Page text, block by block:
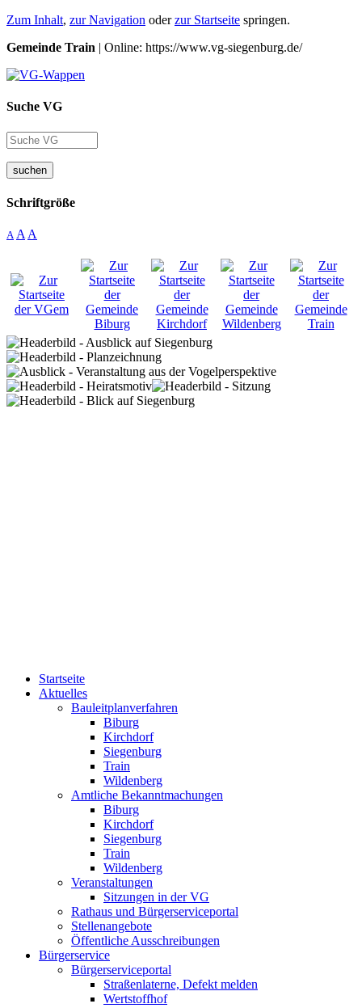
Zum Inhalt, zur Navigation oderzur Startseite springen.
Gemeinde Train | Online: https://www.vg-siegenburg.de/
Suche VG
suchen
Schriftgröße
A A A
Startseite
Aktuelles
Bauleitplanverfahren
Biburg
Kirchdorf
Siegenburg
Train
Wildenberg
Amtliche Bekanntmachungen
Biburg
Kirchdorf
Siegenburg
Train
Wildenberg
Veranstaltungen
Sitzungen in der VG
Rathaus und Bürgerserviceportal
Stellenangebote
Öffentliche Ausschreibungen
Bürgerservice
Bürgerserviceportal
Straßenlaterne, Defekt melden
Wertstoffhof